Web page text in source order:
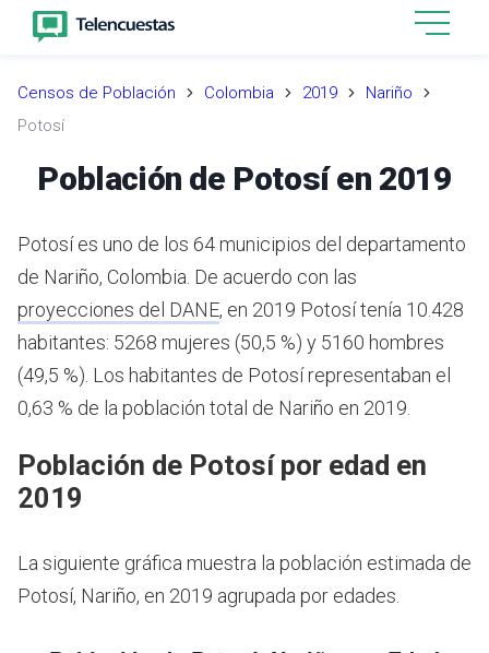
Censos de Población Colombia 2019
Nariño
Potosí
Población de Potosí en 2019
Potosí es uno de los 64 municipios del departamento
de Nariño, Colombia. De acuerdo con las
proyecciones del DANE, en 2019 Potosí tenía 10.428
habitantes: 5268 mujeres (50,5 %) y 5160 hombres
(49,5 %). Los habitantes de Potosí representaban el
0,63 % de la población total de Nariño en 2019.
Población de Potosí por edad en
2019
La siguiente gráfica muestra la población estimada de
Potosí, Nariño, en 2019 agrupada por edades.